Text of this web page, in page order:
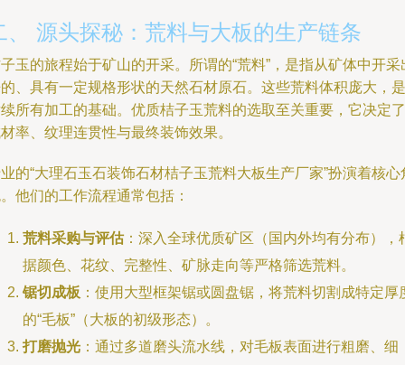
、 源头探秘：荒料与大板的生产链条
玉的旅程始于矿山的开采。所谓的“荒料”，是指从矿体中开采
、具有一定规格形状的天然石材原石。这些荒料体积庞大，是
所有加工的基础。优质桔子玉荒料的选取至关重要，它决定了
率、纹理连贯性与最终装饰效果。
的“大理石玉石装饰石材桔子玉荒料大板生产厂家”扮演着核心
他们的工作流程通常包括：
荒料采购与评估：深入全球优质矿区（国内外均有分布），
据颜色、花纹、完整性、矿脉走向等严格筛选荒料。
锯切成板 ：使用大型框架锯或圆盘锯，将荒料切割成特定厚
的“毛板”（大板的初级形态）。
打磨抛光 ：通过多道磨头流水线，对毛板表面进行粗磨、细